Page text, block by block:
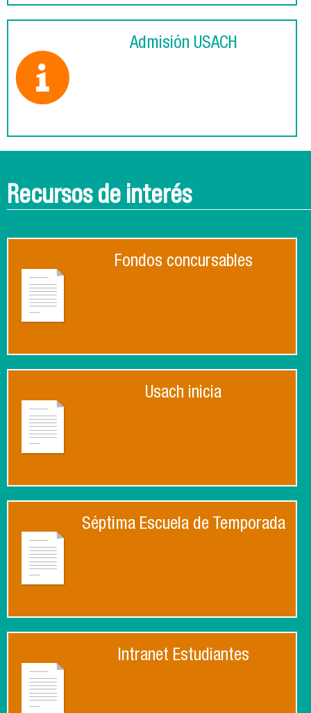
Admisión USACH
Recursos de interés
Fondos concursables
Usach inicia
Séptima Escuela de Temporada
Intranet Estudiantes